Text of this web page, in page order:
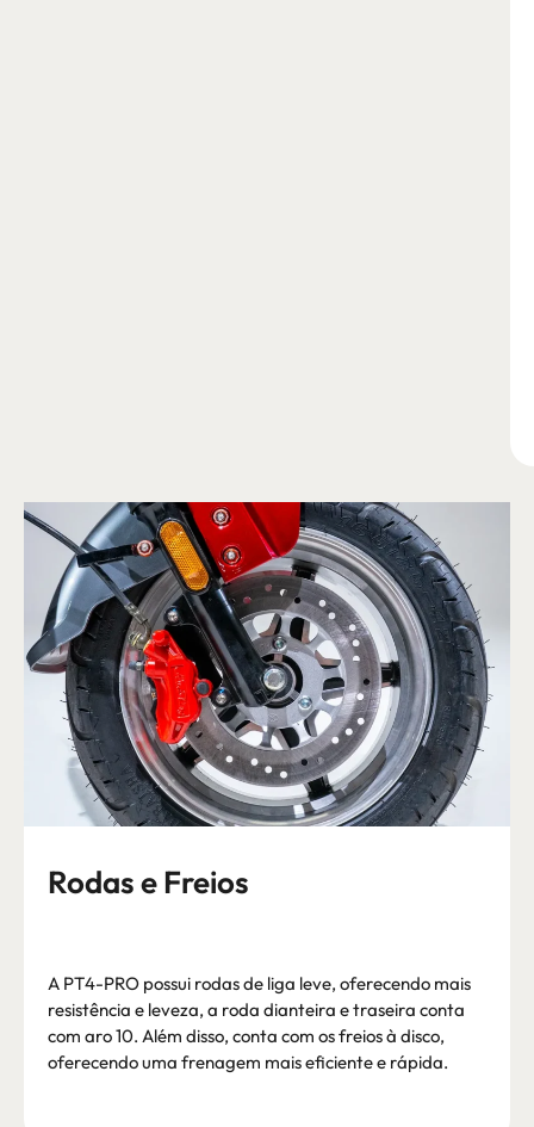
Rodas e Freios
A PT4-PRO possui rodas de liga leve, oferecendo mais
resistência e leveza, a roda dianteira e traseira conta
com aro 10. Além disso, conta com os freios à disco,
oferecendo uma frenagem mais eficiente e rápida.